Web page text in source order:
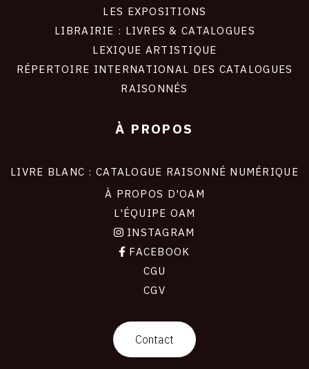
LES EXPOSITIONS
LIBRAIRIE : LIVRES & CATALOGUES
LEXIQUE ARTISTIQUE
RÉPERTOIRE INTERNATIONAL DES CATALOGUES
RAISONNÉS
À PROPOS
LIVRE BLANC : CATALOGUE RAISONNÉ NUMÉRIQUE
À PROPOS D'OAM
L'ÉQUIPE OAM
INSTAGRAM
FACEBOOK
CGU
CGV
Contact